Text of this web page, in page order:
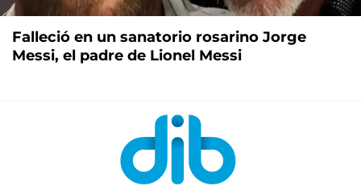
Falleció en un sanatorio rosarino Jorge
Messi, el padre de Lionel Messi